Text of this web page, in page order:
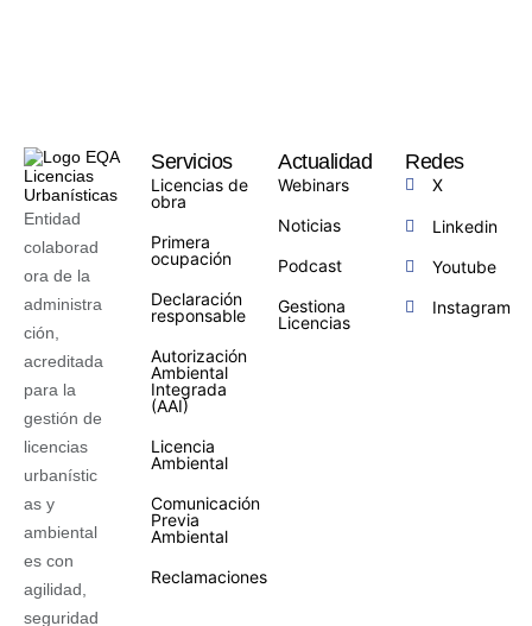
Entidad
colaborad
ora de la
administra
ción,
acreditada
para la
gestión de
licencias
urbanístic
as y
ambiental
es con
agilidad,
seguridad
Servicios
Licencias de
obra
Primera
ocupación
Declaración
responsable
Autorización
Ambiental
Integrada
(AAI)
Licencia
Ambiental
Comunicación
Previa
Ambiental
Reclamaciones
Actualidad
Webinars
Noticias
Podcast
Gestiona
Licencias
Redes
X
Linkedin
Youtube
Instagram